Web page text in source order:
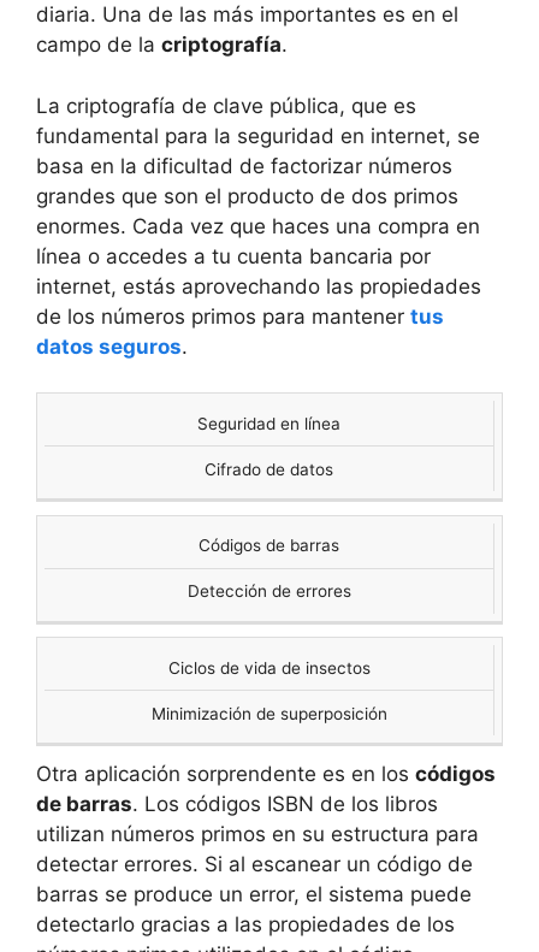
diaria. Una de las más importantes es en el
campo de la criptografía.
La criptografía de clave pública, que es
fundamental para la seguridad en internet, se
basa en la dificultad de factorizar números
grandes que son el producto de dos primos
enormes. Cada vez que haces una compra en
línea o accedes a tu cuenta bancaria por
internet, estás aprovechando las propiedades
de los números primos para mantener tus
datos seguros.
USO DE
PRIMOS
Seguridad en línea
Cifrado de datos
Códigos de barras
Detección de errores
Ciclos de vida de insectos
Minimización de superposición
Otra aplicación sorprendente es en los códigos
de barras. Los códigos ISBN de los libros
utilizan números primos en su estructura para
detectar errores. Si al escanear un código de
barras se produce un error, el sistema puede
detectarlo gracias a las propiedades de los